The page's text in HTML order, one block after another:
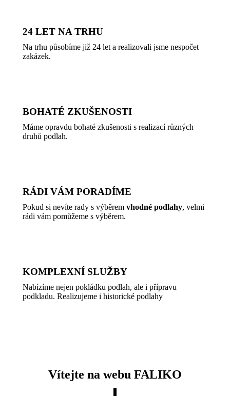
24 LET NA TRHU
Na trhu působíme již 24 let a realizovali jsme nespočet
zakázek.
BOHATÉ ZKUŠENOSTI
Máme opravdu bohaté zkušenosti s realizací různých
druhů podlah.
RÁDI VÁM PORADÍME
Pokud si nevíte rady s výběrem vhodné podlahy, velmi
rádi vám pomůžeme s výběrem.
KOMPLEXNÍ SLUŽBY
Nabízíme nejen pokládku podlah, ale i přípravu
podkladu. Realizujeme i historické podlahy
Vítejte na webu FALIKO